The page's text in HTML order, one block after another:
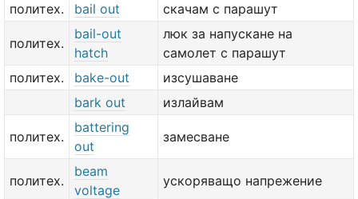
политех.
bail out скачам с парашут
политех.
bail-out
hatch
люк за напускане на
самолет с парашут
политех.
bake-out
изсушаване
bark out
излайвам
политех.
battering
out
замесване
политех.
beam
voltage
ускоряващо напрежение